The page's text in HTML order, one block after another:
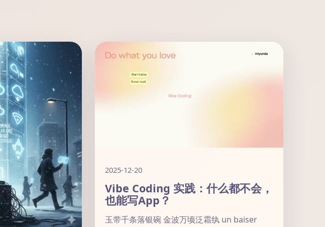
2025-12-20
Vibe Coding 实践：什么都不会，
也能写App？
玉带千条落银碗 金波万顷泛霜纨 un baiser